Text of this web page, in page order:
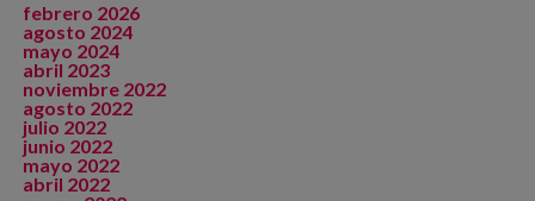
febrero 2026
agosto 2024
mayo 2024
abril 2023
noviembre 2022
agosto 2022
julio 2022
junio 2022
mayo 2022
abril 2022